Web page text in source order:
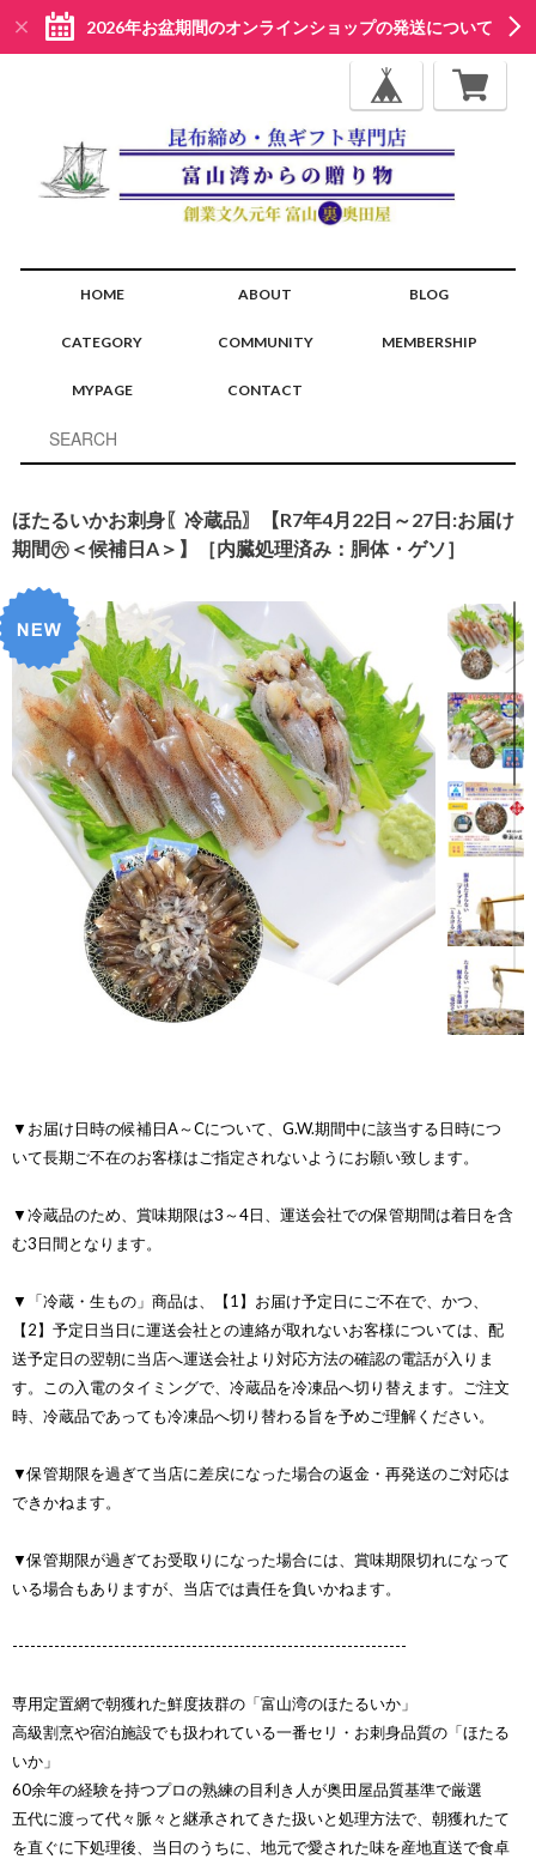
2026年お盆期間のオンラインショップの発送について
HOME ABOUT BLOG
CATEGORY COMMUNITY MEMBERSHIP
MYPAGE CONTACT
ほたるいかお刺身〖冷蔵品〗【R7年4月22日～27日:お届け
期間㊅＜候補日A＞】［内臓処理済み：胴体・ゲソ］
▼お届け日時の候補日A～Cについて、G.W.期間中に該当する日時につ
いて長期ご不在のお客様はご指定されないようにお願い致します。
▼冷蔵品のため、賞味期限は3～4日、運送会社での保管期間は着日を含
む3日間となります。
▼「冷蔵・生もの」商品は、【1】お届け予定日にご不在で、かつ、
【2】予定日当日に運送会社との連絡が取れないお客様については、配
送予定日の翌朝に当店へ運送会社より対応方法の確認の電話が入りま
す。この入電のタイミングで、冷蔵品を冷凍品へ切り替えます。ご注文
時、冷蔵品であっても冷凍品へ切り替わる旨を予めご理解ください。
▼保管期限を過ぎて当店に差戻になった場合の返金・再発送のご対応は
できかねます。
▼保管期限が過ぎてお受取りになった場合には、賞味期限切れになって
いる場合もありますが、当店では責任を負いかねます。
------------------------------------------------------------------
専用定置網で朝獲れた鮮度抜群の「富山湾のほたるいか」
高級割烹や宿泊施設でも扱われている一番セリ・お刺身品質の「ほたる
いか」
60余年の経験を持つプロの熟練の目利き人が奥田屋品質基準で厳選
五代に渡って代々脈々と継承されてきた扱いと処理方法で、朝獲れたて
を直ぐに下処理後、当日のうちに、地元で愛された味を産地直送で食卓